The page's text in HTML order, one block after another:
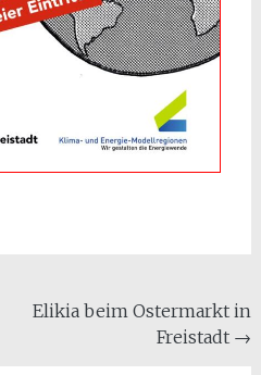
Elikia beim Ostermarkt in
Freistadt →